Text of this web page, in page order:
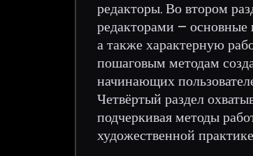
редакторы. Во втором
редакторами – основные
а также характерную
пошаговым методам
начинающих
Четвёртый раздел
подчеркивая методы
художественной